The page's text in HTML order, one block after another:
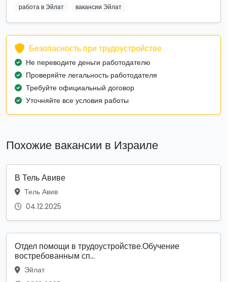
работа в Эйлат
вакансии Эйлат
Безопасность при трудоустройстве
Не переводите деньги работодателю
Проверяйте легальность работодателя
Требуйте официальный договор
Уточняйте все условия работы
Похожие вакансии в Израиле
В Тель Авиве
Тель Авив
04.12.2025
Отдел помощи в трудоустройстве.Обучение
востребованным сп...
Эйлат